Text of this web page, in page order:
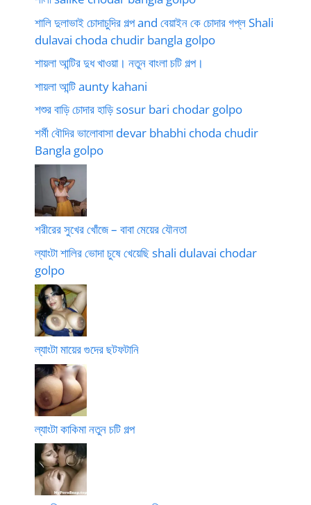
শালি দুলাভাই চোদাচুদির গল্প and বেয়াইন কে চোদার গপ্ল Shali
dulavai choda chudir bangla golpo
শায়লা আন্টির দুধ খাওয়া। নতুন বাংলা চটি গল্প।
শায়লা আন্টি aunty kahani
শশুর বাড়ি চোদার হাড়ি sosur bari chodar golpo
শর্মী বৌদির ভালোবাসা devar bhabhi choda chudir
Bangla golpo
শরীরের সুখের খোঁজে – বাবা মেয়ের যৌনতা
ল্যাংটা শালির ভোদা চুষে খেয়েছি shali dulavai chodar
golpo
ল্যাংটা মায়ের গুদের ছটফটানি
ল্যাংটা কাকিমা নতুন চটি গল্প